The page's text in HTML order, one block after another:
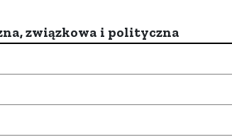
związkowa i polityczna